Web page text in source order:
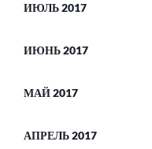
ИЮЛЬ 2017
ИЮНЬ 2017
МАЙ 2017
АПРЕЛЬ 2017